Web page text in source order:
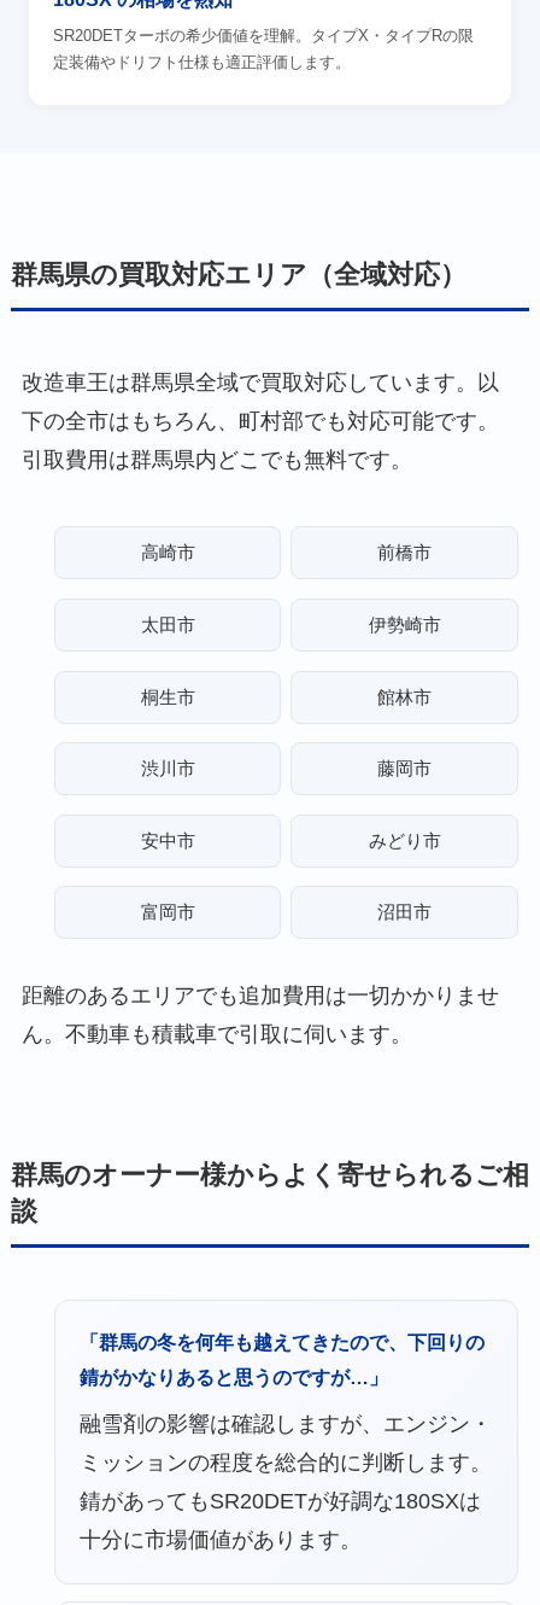
SR20DETターボの希少価値を理解。タイプX・タイプRの限
定装備やドリフト仕様も適正評価します。
群馬県の買取対応エリア（全域対応）
改造車王は群馬県全域で買取対応しています。以
下の全市はもちろん、町村部でも対応可能です。
引取費用は群馬県内どこでも無料です。
高崎市 前橋市
太田市 伊勢崎市
桐生市 館林市
渋川市 藤岡市
安中市 みどり市
富岡市 沼田市
距離のあるエリアでも追加費用は一切かかりませ
ん。不動車も積載車で引取に伺います。
群馬のオーナー様からよく寄せられるご相
談
「群馬の冬を何年も越えてきたので、下回りの
錆がかなりあると思うのですが…」
融雪剤の影響は確認しますが、エンジン・
ミッションの程度を総合的に判断します。
錆があってもSR20DETが好調な180SXは
十分に市場価値があります。